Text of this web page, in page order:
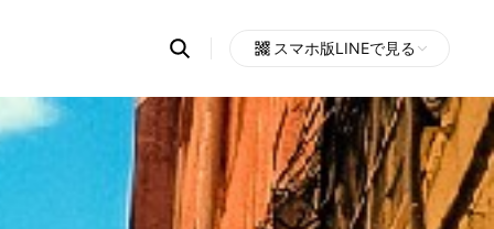
Search
OpenChats
messages
search
area
スマホ版LINEで見る